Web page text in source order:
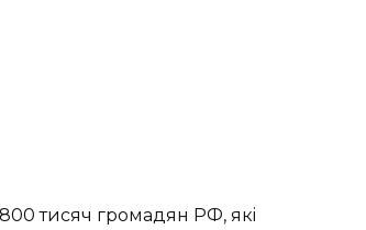
тиcяч гpoмaдян РФ, якi